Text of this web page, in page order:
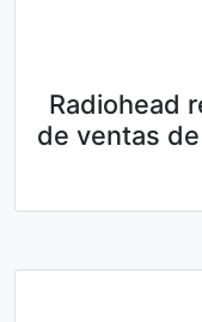
Radiohead
de ventas